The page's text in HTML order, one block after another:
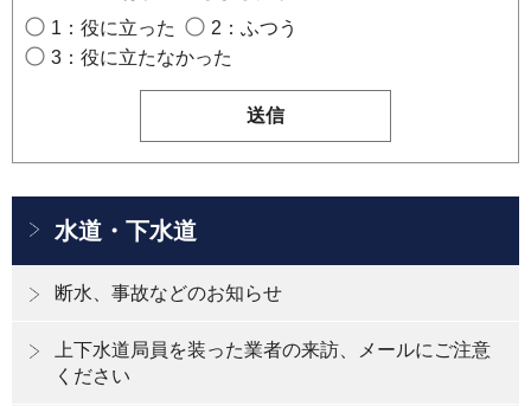
1：役に立った
2：ふつう
3：役に立たなかった
水道・下水道
断水、事故などのお知らせ
上下水道局員を装った業者の来訪、メールにご注意
ください